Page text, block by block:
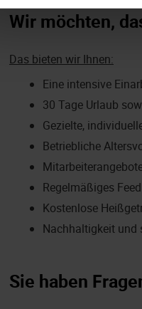
Wir möchten,
Das bieten wir Ihnen:
Eine intensive
30 Tage Urlaub
Gezielte,
Betriebliche
Regelmäßiges
Kostenlose
Nachhaltigkeit und
Sie haben